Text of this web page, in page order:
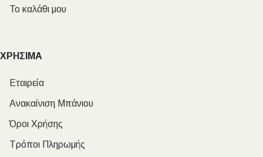
Το καλάθι μου
ΧΡΗΣΙΜΑ
Εταιρεία
Ανακαίνιση Μπάνιου
Όροι Χρήσης
Τρόποι Πληρωμής